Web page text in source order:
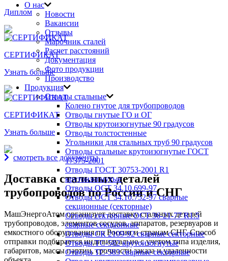
Диплом
СЕРТИФИКАТ
Узнать больше
СЕРТИФИКАТ
Узнать больше
смотреть все документы
Доставка стальных деталей
трубопроводов по России и СНГ
МашЭнергоАтом организует доставку стальных деталей
трубопроводов, элементов сосудов, аппаратов, резервуаров и
емкостного оборудования по России и странам СНГ. Способ
отправки подбирается индивидуально с учетом типа изделия,
габаритов, массы партии, срочности заказа и удаленности
О нас
Новости
Вакансии
Отзывы
Марочник сталей
Расчет расстояний
Документация
Фото продукции
Производство
Продукция
Отводы стальные
Колено гнутое для трубопроводов
Отводы гнутые ГО и ОГ
Отводы крутоизогнутые 90 градусов
Отводы толстостенные
Угольники для стальных труб 90 градусов
Отводы стальные крутоизогнутые ГОСТ
17375-2001
Отводы ГОСТ 30753-2001 R1
крутоизогнутые
Отводы ОСТ 34.10.699-97
Отводы ОСТ 34.10.752-97 сварные
секционные (секторные)
Отводы секторные ОСТ 36-21-77 R1.5
сварные секционные
Отводы СК 2109-92 сварные секторные
Отводы ТС-582 крутоизогнутые
Отводы ТС-583 сварные секторные